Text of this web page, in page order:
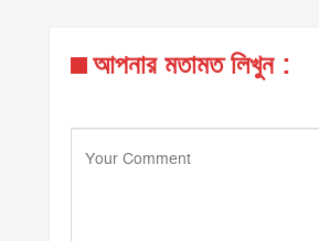
আপনার মতামত লিখুন :